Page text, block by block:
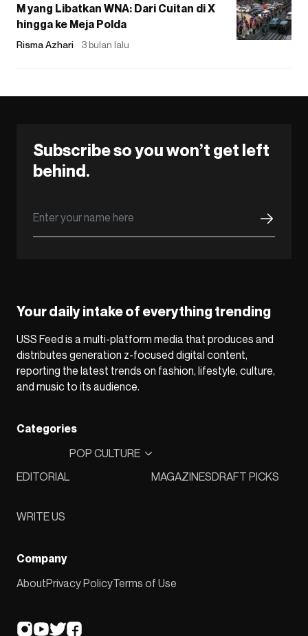
M yang Libatkan WNA: Dari Cuitan di X
hingga ke Meja Polda
Risma Azhari 3 bulan lalu
Subscribe so you won’t get left
behind.
Your daily intake of everything trending
USS Feed is a multi-platform media that produces and
distributes generation z-focused digital content,
reporting the latest trends on fashion, lifestyle, culture,
and music to its audience.
Categories
EDITORIAL
POP CULTURE
MAGAZINESDRAFT PICKS
WRITE US
Company
AboutPrivacy PolicyTerms of Use